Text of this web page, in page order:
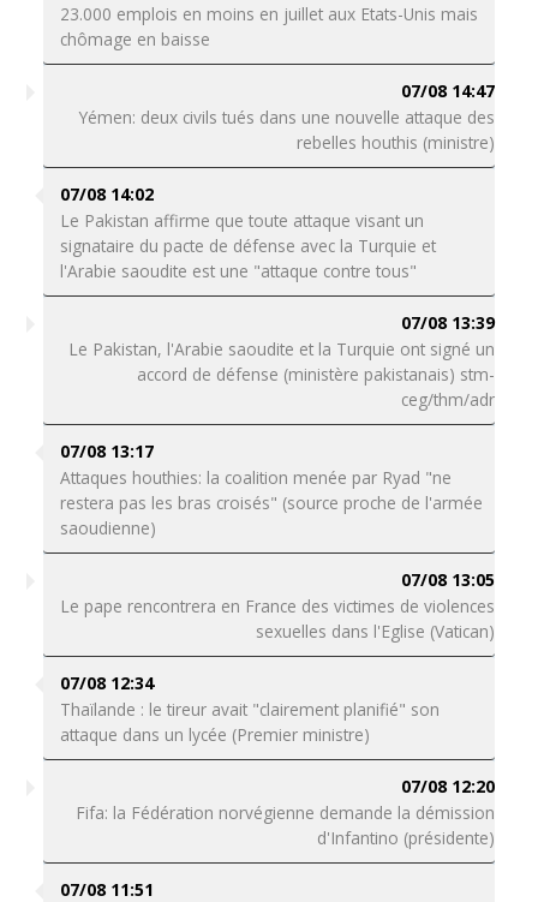
23.000 emplois en moins en juillet aux Etats-Unis mais
chômage en baisse
07/08 14:47
Yémen: deux civils tués dans une nouvelle attaque des
rebelles houthis (ministre)
07/08 14:02
Le Pakistan affirme que toute attaque visant un
signataire du pacte de défense avec la Turquie et
l'Arabie saoudite est une "attaque contre tous"
07/08 13:39
Le Pakistan, l'Arabie saoudite et la Turquie ont signé un
accord de défense (ministère pakistanais) stm-
ceg/thm/adr
07/08 13:17
Attaques houthies: la coalition menée par Ryad "ne
restera pas les bras croisés" (source proche de l'armée
saoudienne)
07/08 13:05
Le pape rencontrera en France des victimes de violences
sexuelles dans l'Eglise (Vatican)
07/08 12:34
Thaïlande : le tireur avait "clairement planifié" son
attaque dans un lycée (Premier ministre)
07/08 12:20
Fifa: la Fédération norvégienne demande la démission
d'Infantino (présidente)
07/08 11:51